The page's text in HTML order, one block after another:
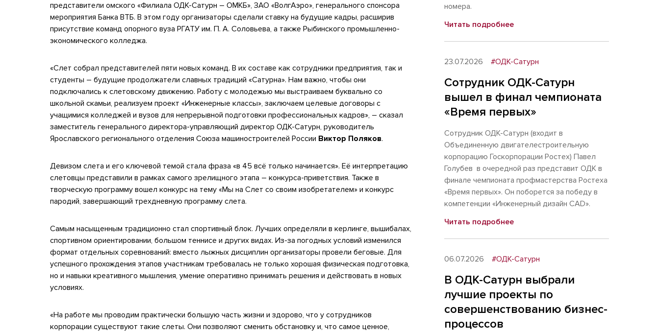
представители омского «Филиала ОДК-Сатурн – ОМКБ», ЗАО «ВолгАэро», генерального спонсора
мероприятия Банка ВТБ. В этом году организаторы сделали ставку на будущие кадры, расширив
присутствие команд опорного вуза РГАТУ им. П. А. Соловьева, а также Рыбинского промышленно-
экономического колледжа.
«Слет собрал представителей пяти новых команд. В их составе как сотрудники предприятия, так и
студенты – будущие продолжатели славных традиций «Сатурна». Нам важно, чтобы они
подключались к слетовскому движению. Работу с молодежью мы выстраиваем буквально со
школьной скамьи, реализуем проект «Инженерные классы», заключаем целевые договоры с
учащимися колледжей и вузов для непрерывной подготовки профессиональных кадров», – сказал
заместитель генерального директора-управляющий директор ОДК-Сатурн, руководитель
Ярославского регионального отделения Союза машиностроителей России Виктор Поляков.
Девизом слета и его ключевой темой стала фраза «в 45 всё только начинается». Её интерпретацию
слетовцы представили в рамках самого зрелищного этапа – конкурса-приветствия. Также в
творческую программу вошел конкурс на тему «Мы на Слет со своим изобретателем» и конкурс
пародий, завершающий трехдневную программу слета.
Самым насыщенным традиционно стал спортивный блок. Лучших определяли в керлинге, вышибалах,
спортивном ориентировании, большом теннисе и других видах. Из-за погодных условий изменился
формат отдельных соревнований: вместо лыжных дисциплин организаторы провели беговые. Для
успешного прохождения этапов участникам требовалась не только хорошая физическая подготовка,
но и навыки креативного мышления, умение оперативно принимать решения и действовать в новых
условиях.
«На работе мы проводим практически большую часть жизни и здорово, что у сотрудников
корпорации существуют такие слеты. Они позволяют сменить обстановку и, что самое ценное,
номера.
Читать подробнее
23.07.2026 #ОДК-Сатурн
Сотрудник ОДК-Сатурн
вышел в финал чемпионата
«Время первых»
Сотрудник ОДК-Сатурн (входит в
Объединенную двигателестроительную
корпорацию Госкорпорации Ростех) Павел
Голубев в очередной раз представит ОДК в
финале чемпионата профмастерства Ростеха
«Время первых». Он поборется за победу в
компетенции «Инженерный дизайн CAD».
Читать подробнее
06.07.2026 #ОДК-Сатурн
В ОДК-Сатурн выбрали
лучшие проекты по
совершенствованию бизнес-
процессов